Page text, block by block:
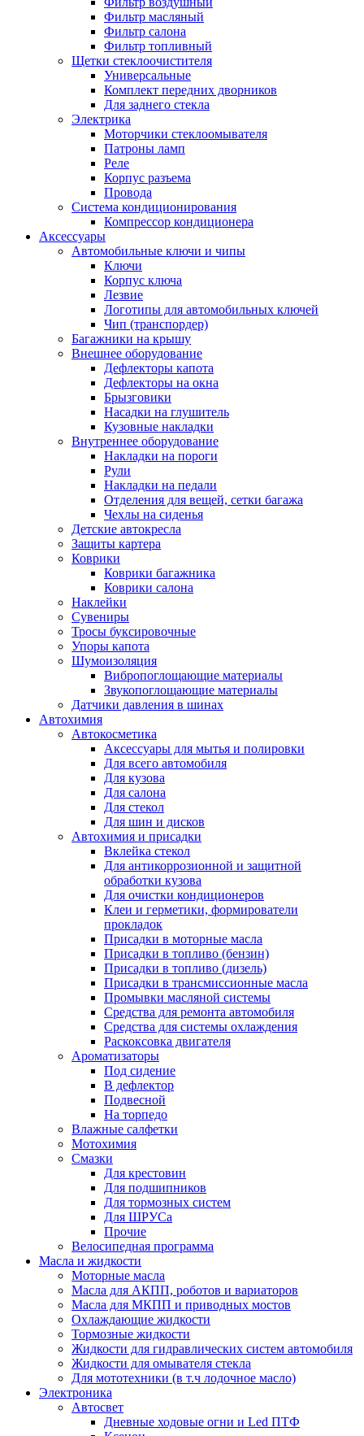
Фильтр масляный
Фильтр салона
Фильтр топливный
Щетки стеклоочистителя
Универсальные
Комплект передних дворников
Для заднего стекла
Электрика
Моторчики стеклоомывателя
Патроны ламп
Реле
Корпус разъема
Провода
Система кондиционирования
Компрессор кондиционера
Аксессуары
Автомобильные ключи и чипы
Ключи
Корпус ключа
Лезвие
Логотипы для автомобильных ключей
Чип (транспордер)
Багажники на крышу
Внешнее оборудование
Дефлекторы капота
Дефлекторы на окна
Брызговики
Насадки на глушитель
Кузовные накладки
Внутреннее оборудование
Накладки на пороги
Рули
Накладки на педали
Отделения для вещей, сетки багажа
Чехлы на сиденья
Детские автокресла
Защиты картера
Коврики
Коврики багажника
Коврики салона
Наклейки
Сувениры
Тросы буксировочные
Упоры капота
Шумоизоляция
Вибропоглощающие материалы
Звукопоглощающие материалы
Датчики давления в шинах
Автохимия
Автокосметика
Аксессуары для мытья и полировки
Для всего автомобиля
Для кузова
Для салона
Для стекол
Для шин и дисков
Автохимия и присадки
Вклейка стекол
Для антикоррозионной и защитной
обработки кузова
Для очистки кондиционеров
Клеи и герметики, формирователи
прокладок
Присадки в моторные масла
Присадки в топливо (бензин)
Присадки в топливо (дизель)
Присадки в трансмиссионные масла
Промывки масляной системы
Средства для ремонта автомобиля
Средства для системы охлаждения
Раскоксовка двигателя
Ароматизаторы
Под сидение
В дефлектор
Подвесной
На торпедо
Влажные салфетки
Мотохимия
Смазки
Для крестовин
Для подшипников
Для тормозных систем
Для ШРУСа
Прочие
Велосипедная программа
Масла и жидкости
Моторные масла
Масла для АКПП, роботов и вариаторов
Масла для МКПП и приводных мостов
Охлаждающие жидкости
Тормозные жидкости
Жидкости для гидравлических систем автомобиля
Жидкости для омывателя стекла
Для мототехники (в т.ч лодочное масло)
Электроника
Автосвет
Дневные ходовые огни и Led ПТФ